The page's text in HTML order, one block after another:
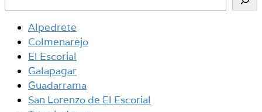
Alpedrete
Colmenarejo
El Escorial
Galapagar
Guadarrama
San Lorenzo de El Escorial